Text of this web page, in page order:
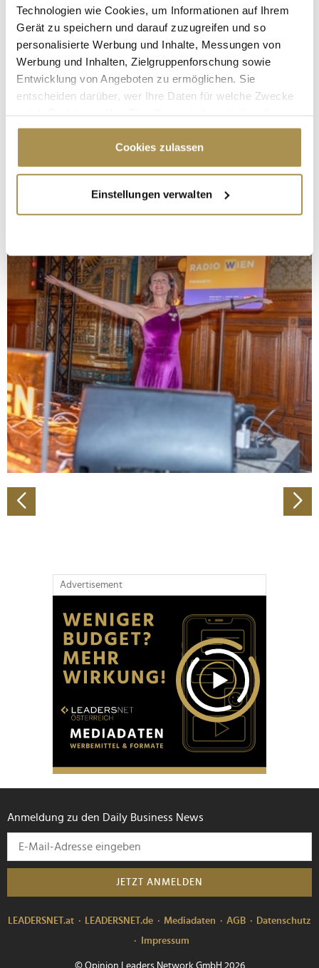
Technologien wie Cookies, um Informationen auf Ihrem
Gerät zu speichern und darauf zuzugreifen und so
personalisierte Werbung und Inhalte, Messungen von
Werbung und Inhalten, Zielgruppenforschung sowie
Entwicklung von Angeboten zu ermöglichen. Sie
entscheiden darüber, wer Ihre Daten für welche Zwecke
Cookie-Erklärung oder durch Klicken auf das Privacy
Trigger Symbol ändern oder widerrufen
Informationen über Ihre geografische Lage
erfassen, welche bis auf einige Meter genau sein
bestimmten Merkmalen (Fingerprinting) identifizieren
Erfahren Sie mehr darüber, wie Ihre persönlichen Daten
verarbeitet werden, und legen Sie Ihre Präferenzen im
Abschnitt Einzelheitenfest.
Wir verwenden Cookies, um Inhalte und Anzeigen zu
personalisieren, Funktionen für soziale Medien anbieten
zu können und die Zugriffe auf unsere Website zu
analysieren. Außerdem geben wir Informationen zu Ihrer
Verwendung unserer Website an unsere Partner für
soziale Medien, Werbung und Analysen weiter. Unsere
Partner führen diese Informationen möglicherweise mit
haben oder die sie im Rahmen Ihrer Nutzung der Dienste
gesammelt haben.
Cookies zulassen
Einstellungen verwalten
Advertisement
Anmeldung zu den Daily Business News
JETZT ANMELDEN
LEADERSNET.at LEADERSNET.de Mediadaten AGB
Datenschutz
Impressum